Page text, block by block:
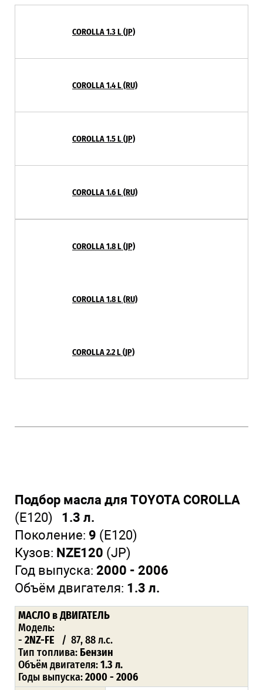
COROLLA 1.3 L (JP)
COROLLA 1.4 L (RU)
COROLLA 1.5 L (JP)
COROLLA 1.6 L (RU)
COROLLA 1.8 L (JP)
COROLLA 1.8 L (RU)
COROLLA 2.2 L (JP)
Подбор масла для TOYOTA COROLLA
(E120) 1.3 л.
Поколение: 9 (E120)
Кузов: NZE120 (JP)
Год выпуска: 2000 - 2006
Объём двигателя: 1.3 л.
МАСЛО в ДВИГАТЕЛЬ
Модель:
- 2NZ-FE / 87, 88 л.с.
Тип топлива: Бензин
Объём двигателя:1.3 л.
Годы выпуска:2000 - 2006